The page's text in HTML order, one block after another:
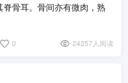
骨耳。骨间亦有微肉，熟
0 24257人阅读